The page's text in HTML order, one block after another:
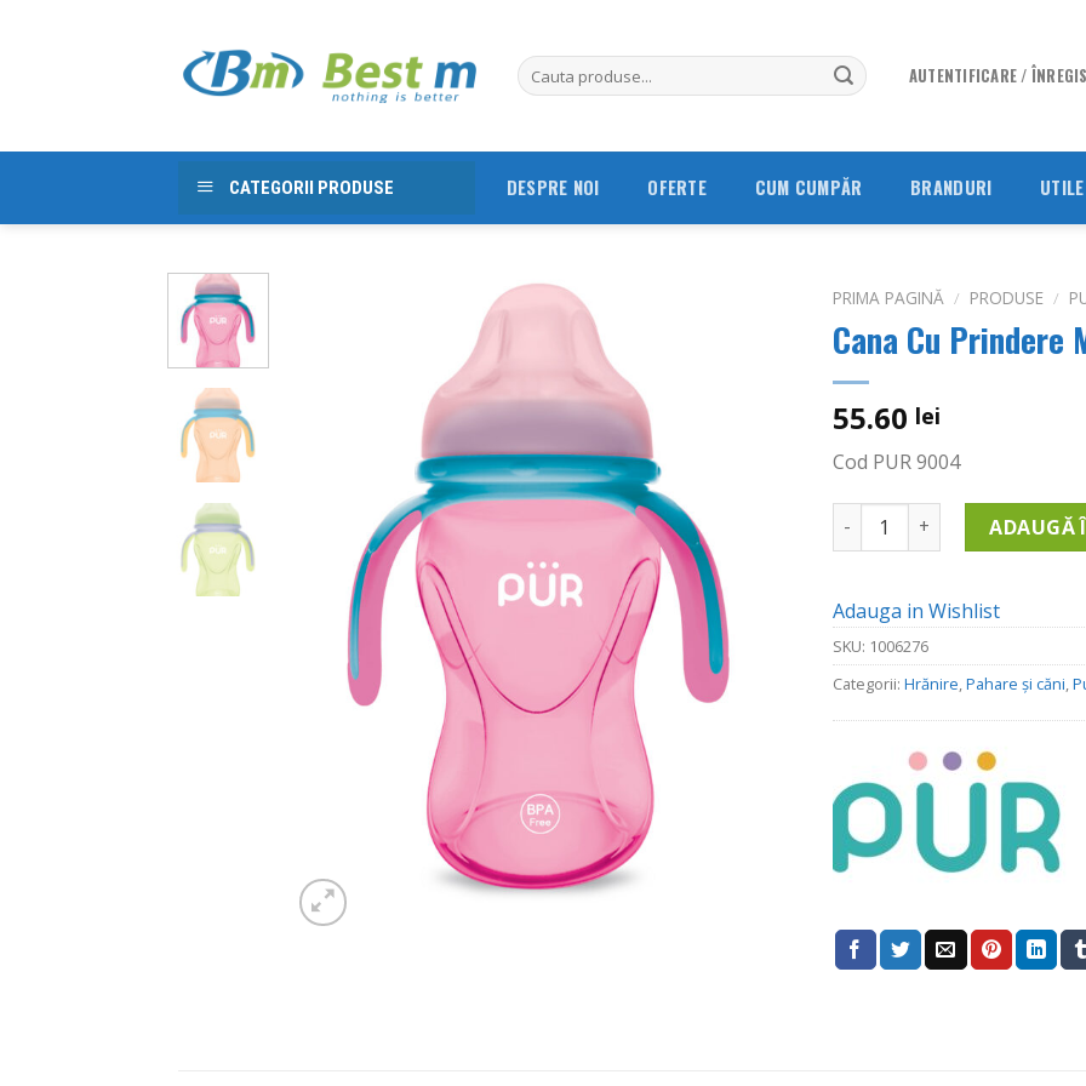
AUTENTIFICARE /
CATEGORII PRODUSE DESPRE NOI OFERTE CUM CUMPĂR BRANDURI UTILE
PRIMA PAGINĂ / PRODUSE /
Cana Cu
55.60 lei
Cod PUR 9004
Cantitate Cana Cu Prindere
ADAUGĂ
Adauga in Wishlist
SKU: 1006276
Categorii: Hrănire Pahare și căni